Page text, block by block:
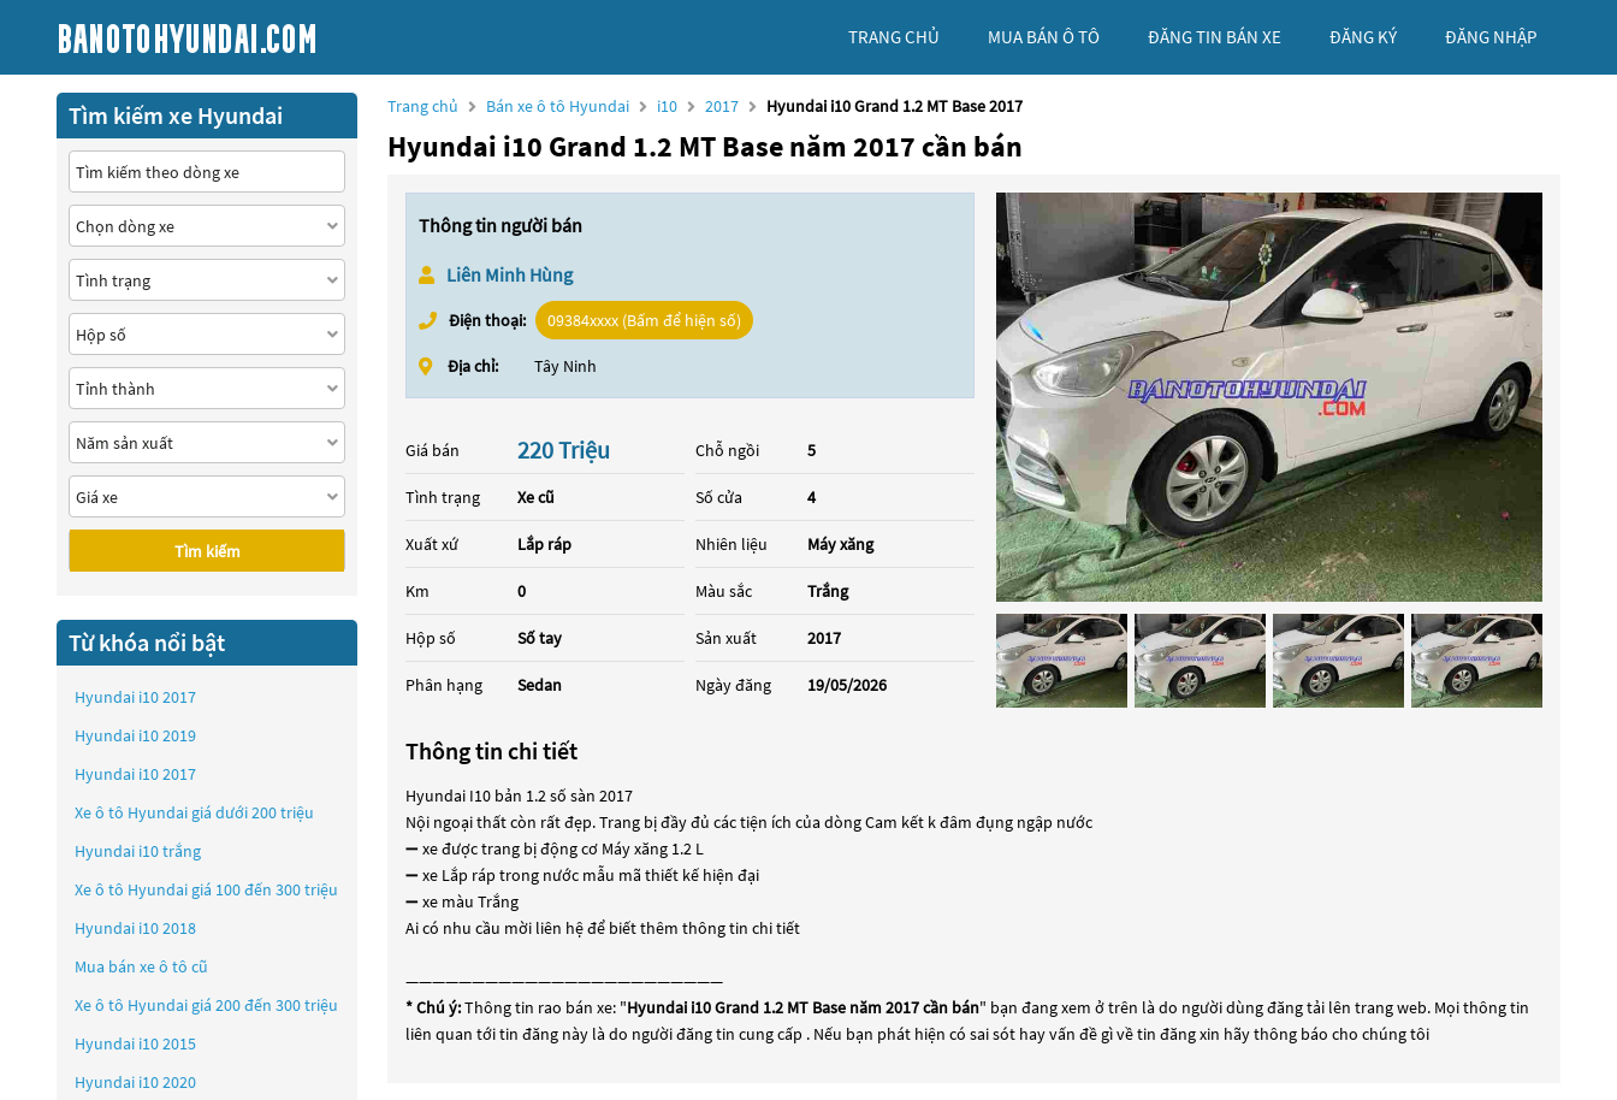
TRANG CHỦ MUA BÁN Ô TÔ ĐĂNG TIN BÁN XE ĐĂNG KÝ ĐĂNG NHẬP
Trang chủ Bán xe ô tô Hyundai i10 2017 Hyundai i10 Grand 1.2 MT Base 2017
Hyundai i10 Grand 1.2 MT Base năm 2017 cần bán
Thông tin người bán
Liên Minh Hùng
Điện thoại: 09384xxxx (Bấm để hiện số)
Địa chỉ: Tây Ninh
Giá bán 220 Triệu
Tình trạng Xe cũ
Xuất xứ Lắp ráp
Km 0
Hộp số Số tay
Phân hạng Sedan
Chỗ ngồi 5
Số cửa 4
Nhiên liệu Máy xăng
Màu sắc Trắng
Sản xuất 2017
Ngày đăng 19/05/2026
Thông tin chi tiết
Hyundai I10 bản 1.2 số sàn 2017
Nội ngoại thất còn rất đẹp. Trang bị đầy đủ các tiện ích của dòng Cam kết k đâm đụng ngập nước
➖ xe được trang bị động cơ Máy xăng 1.2 L
➖ xe Lắp ráp trong nước mẫu mã thiết kế hiện đại
➖ xe màu Trắng
Ai có nhu cầu mời liên hệ để biết thêm thông tin chi tiết
————————————————————————
* Chú ý:Thông tin rao bán xe: "Hyundai i10 Grand 1.2 MT Base năm 2017 cần bán" bạn đang xem ở trên là do người dùng đăng tải lên trang web. Mọi thông tin
liên quan tới tin đăng này là do người đăng tin cung cấp . Nếu bạn phát hiện có sai sót hay vấn đề gì về tin đăng xin hãy thông báo cho chúng tôi
Tìm kiếm xe Hyundai
Tìm kiếm
Từ khóa nổi bật
Hyundai i10 2017
Hyundai i10 2019
Hyundai i10 2017
Xe ô tô Hyundai giá dưới 200 triệu
Hyundai i10 trắng
Xe ô tô Hyundai giá 100 đến 300 triệu
Hyundai i10 2018
Mua bán xe ô tô cũ
Xe ô tô Hyundai giá 200 đến 300 triệu
Hyundai i10 2015
Hyundai i10 2020